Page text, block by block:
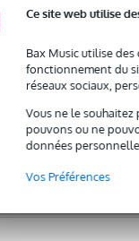
Ce site web utilise
Bax Music utilise
fonctionnement du
réseaux sociaux,
Vous ne le souhaitez
pouvons ou ne
données
Vos Préférences
indiqués avec
337 gr
15,0 x
Elcom